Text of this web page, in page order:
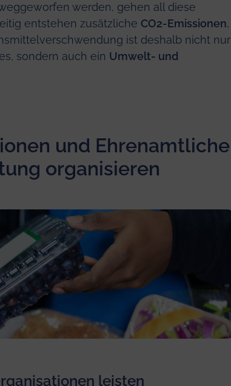
werden, gehen all diese
entstehen zusätzliche CO2-Emissionen,
ist deshalb nicht nur
sondern auch ein Umwelt- und
und Ehrenamtliche
organisieren
leisten